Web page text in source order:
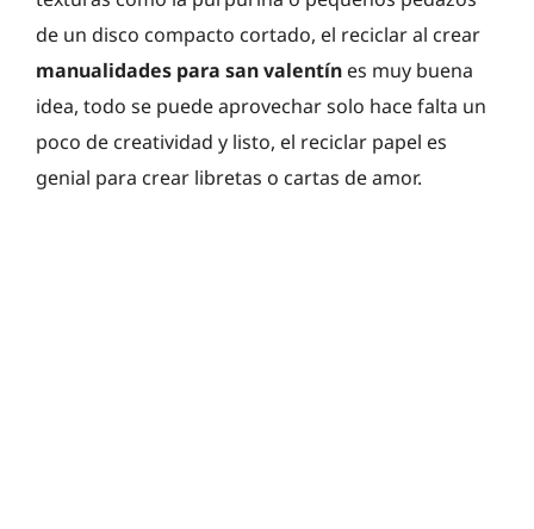
de un disco compacto cortado, el reciclar al crear
manualidades para san valentín es muy buena
idea, todo se puede aprovechar solo hace falta un
poco de creatividad y listo, el reciclar papel es
genial para crear libretas o cartas de amor.